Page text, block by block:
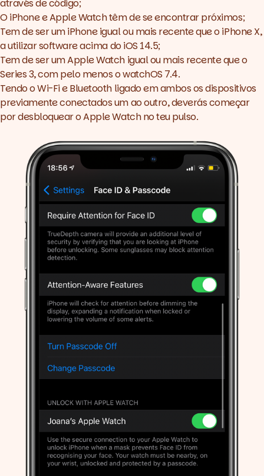
através de código;
O iPhone e Apple Watch têm de se encontrar próximos;
Tem de ser um iPhone igual ou mais recente que o iPhone X,
a utilizar software acima do iOS 14.5;
Tem de ser um Apple Watch igual ou mais recente que o
Series 3, com pelo menos o watchOS 7.4.
Tendo o Wi-Fi e Bluetooth ligado em ambos os dispositivos
previamente conectados um ao outro, deverás começar
por desbloquear o Apple Watch no teu pulso.